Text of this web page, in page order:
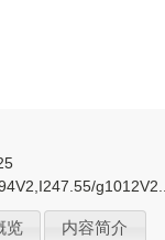
g1012V2...
览 内容简介